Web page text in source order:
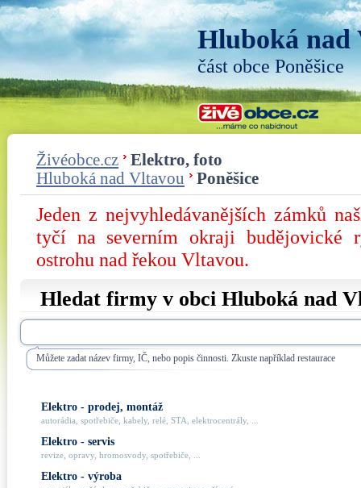
Hluboká nad
část obce Poněšice
Živéobce.cz
Elektro, foto
Hluboká nad Vltavou
Poněšice
Jeden z nejvyhledávanějších zámků
tyčí na severním okraji budějovické
ostrohu nad řekou Vltavou.
Hledat firmy v obci Hluboká nad
Můžete zadat název firmy, IČ, nebo popis činnosti. Zkuste například restaurace
Elektro - prodej, montáž
autorádia, spotřebiče, kabely, relé, STA, elektrocentrály, ...
Elektro - servis
revize, opravy, hromosvody, spotřebiče, ...
Elektro - výroba